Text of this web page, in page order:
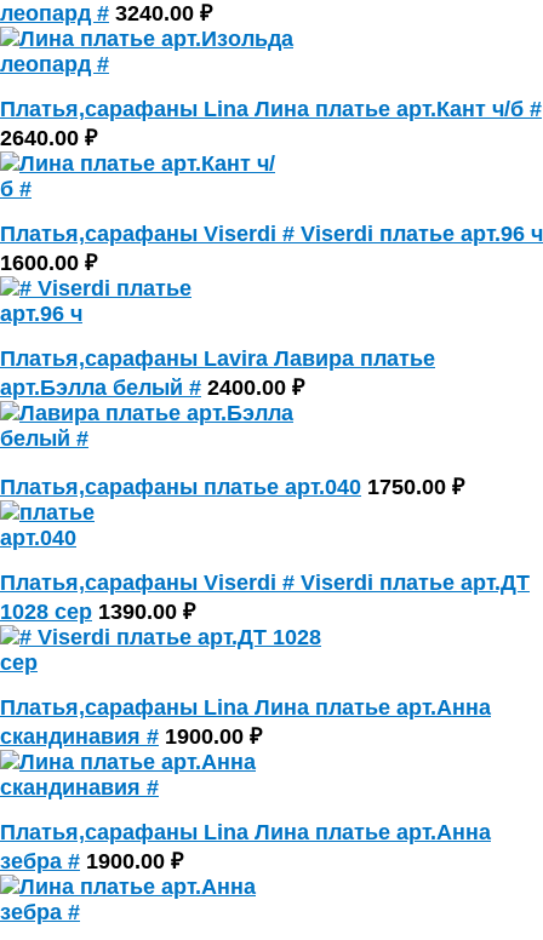
леопард # 3240.00 ₽
Платья,сарафаны Lina Лина платье арт.Кант ч/б #
2640.00 ₽
Платья,сарафаны Viserdi # Viserdi платье арт.96 ч
1600.00 ₽
Платья,сарафаны Lavira Лавира платье
арт.Бэлла белый # 2400.00 ₽
Платья,сарафаны платье арт.040 1750.00 ₽
Платья,сарафаны Viserdi # Viserdi платье арт.ДТ
1028 сер 1390.00 ₽
Платья,сарафаны Lina Лина платье арт.Анна
скандинавия # 1900.00 ₽
Платья,сарафаны Lina Лина платье арт.Анна
зебра # 1900.00 ₽